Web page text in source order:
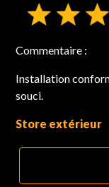
Commentaire :
Installation
souci.
Store extérieur